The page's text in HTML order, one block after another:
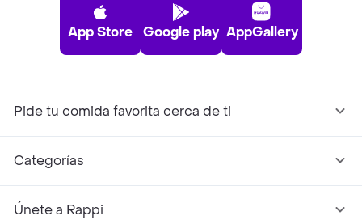
App Store Google play AppGallery
Pide tu comida favorita cerca de ti
Categorías
Únete a Rappi